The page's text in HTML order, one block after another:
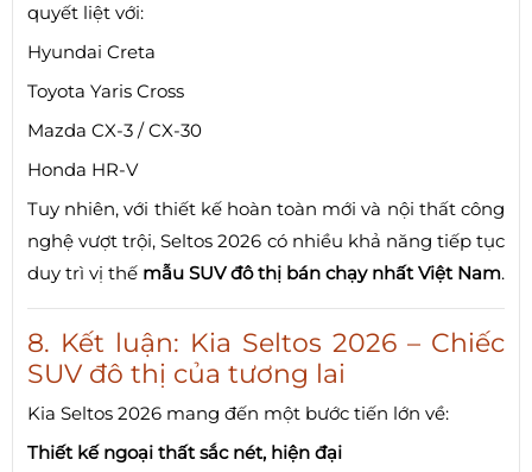
quyết liệt với:
Hyundai Creta
Toyota Yaris Cross
Mazda CX-3 / CX-30
Honda HR-V
Tuy nhiên, với thiết kế hoàn toàn mới và nội thất công
nghệ vượt trội, Seltos 2026 có nhiều khả năng tiếp tục
duy trì vị thế mẫu SUV đô thị bán chạy nhất Việt Nam.
8. Kết luận: Kia Seltos 2026 – Chiếc
SUV đô thị của tương lai
Kia Seltos 2026 mang đến một bước tiến lớn về:
Thiết kế ngoại thất sắc nét, hiện đại